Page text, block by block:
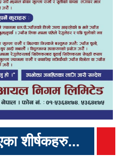
शीर्षकहरु...